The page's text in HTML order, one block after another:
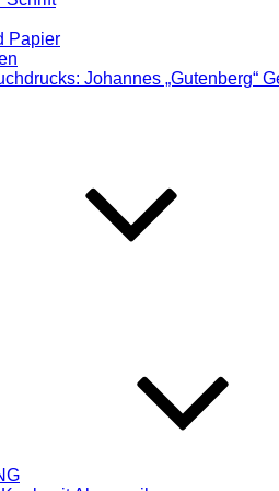
Papier
Johannes „Gutenberg“